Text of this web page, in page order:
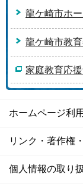
龍ケ崎市ホ
龍ケ崎市教
家庭教育応
ホームページ利
リンク・著作権
個人情報の取り